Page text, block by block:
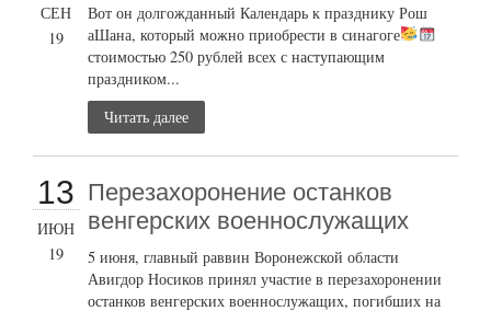
СЕН
19
Вот он долгожданный Календарь к празднику Рош
аШана, который можно приобрести в синагоге
стоимостью 250 рублей всех с наступающим
праздником...
Читать далее
13
ИЮН
19
Перезахоронение останков
венгерских военнослужащих
5 июня, главный раввин Воронежской области
Авигдор Носиков принял участие в перезахоронении
останков венгерских военнослужащих, погибших на